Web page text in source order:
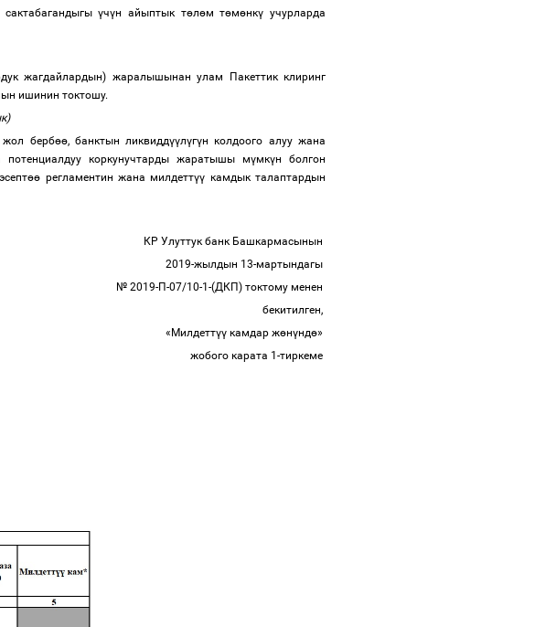
үчүн айыптык төлөм төмөнкү учурларда
жагдайлардын) жаралышынан улам Пакеттик клиринг
ишинин токтошу.
жол бербөө, банктын ликвиддүүлүгүн колдоого алуу жана
потенциалдуу коркунучтарды жаратышы мүмкүн болгон
өө регламентин жана милдеттүү камдык талаптардын
КР Улуттук банк Башкармасынын
2019-жылдын 13-мартындагы
№ 2019-П-07/10-1-(ДКП) токтому менен
бекитилген,
«Милдеттүү камдар жөнүндө»
жобого карата 1-тиркеме